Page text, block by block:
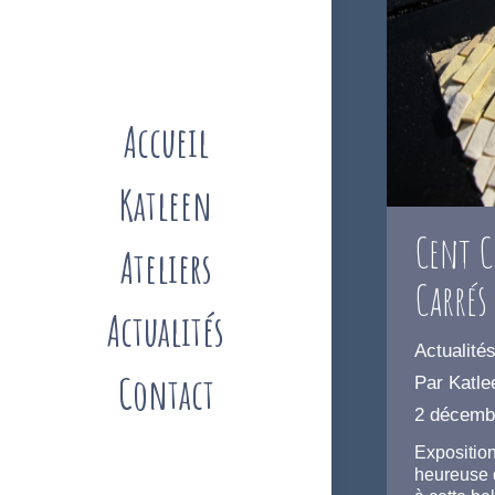
Accueil
Katleen
Ateliers
Actualités
Contact
Cent
Actualités
Par
2
heureuse